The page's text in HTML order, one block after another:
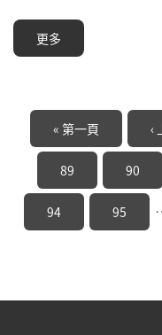
更多
« 第一頁 ‹
89 90
94 95